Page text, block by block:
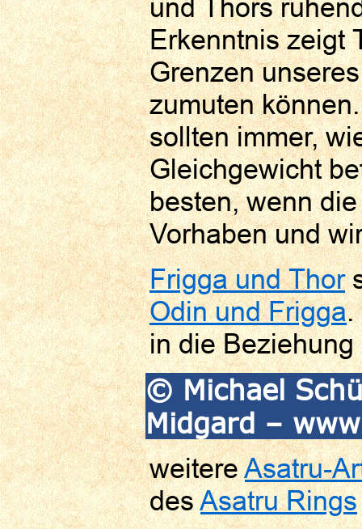
und Thors
Erkenntnis zeigt
Grenzen
zumuten
sollten immer,
Gleichgewicht
besten, wenn
Vorhaben und
Frigga und Thor
Odin und Frigga.
in die Beziehung
© Michael
Midgard –
weitereAsatru-
desAsatru Rings